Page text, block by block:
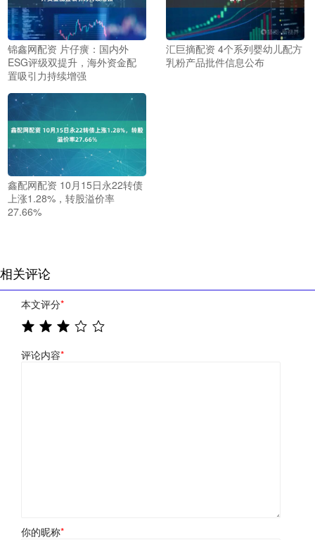
锦鑫网配资 片仔癀：国内外
ESG评级双提升，海外资金配
置吸引力持续增强
汇巨摘配资 4个系列婴幼儿配方
乳粉产品批件信息公布
鑫配网配资 10月15日永22转债
上涨1.28%，转股溢价率
27.66%
相关评论
本文评分*
评论内容*
你的昵称*